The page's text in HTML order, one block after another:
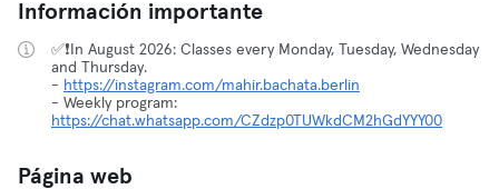
Información importante
✅❗️In August 2026: Classes every Monday, Tuesday, Wednesday
and Thursday.
- https://instagram.com/mahir.bachata.berlin
- Weekly program:
https://chat.whatsapp.com/CZdzp0TUWkdCM2hGdYYY00
Página web